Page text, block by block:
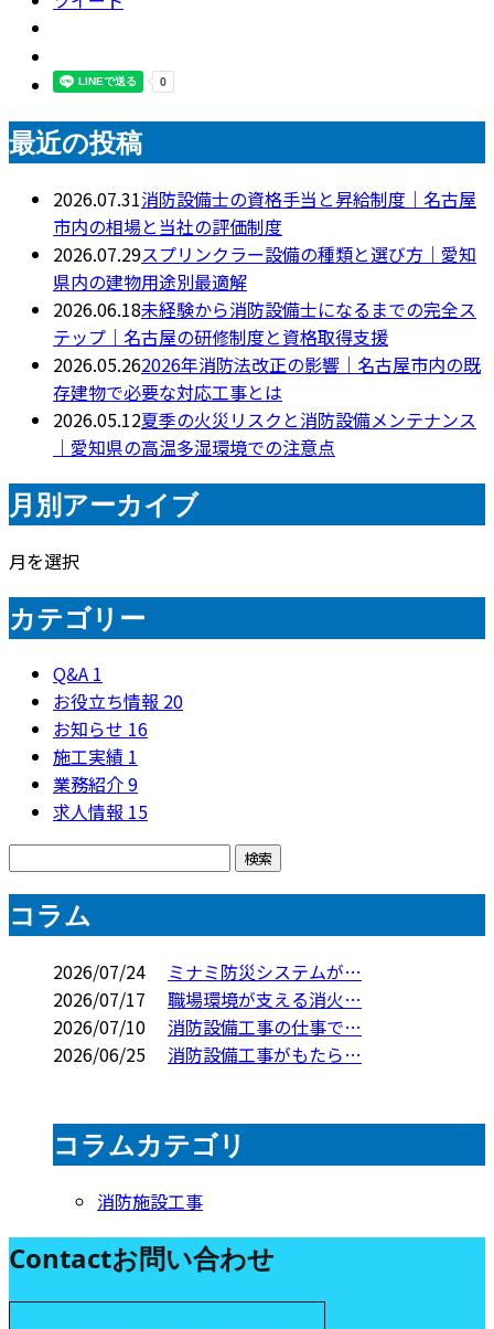
最近の投稿
2026.07.31消防設備士の資格手当と昇給制度｜名古屋
市内の相場と当社の評価制度
2026.07.29スプリンクラー設備の種類と選び方｜愛知
県内の建物用途別最適解
2026.06.18未経験から消防設備士になるまでの完全ス
テップ｜名古屋の研修制度と資格取得支援
2026.05.262026年消防法改正の影響｜名古屋市内の既
存建物で必要な対応工事とは
2026.05.12夏季の火災リスクと消防設備メンテナンス
｜愛知県の高温多湿環境での注意点
月別アーカイブ
月を選択
カテゴリー
Q&A 1
お役立ち情報 20
お知らせ 16
施工実績 1
業務紹介9
求人情報 15
コラム
2026/07/24
ミナミ防災システムが…
2026/07/17
職場環境が支える消火…
2026/07/10
消防設備工事の仕事で…
2026/06/25
消防設備工事がもたら…
コラムカテゴリ
消防施設工事
Contactお問い合わせ